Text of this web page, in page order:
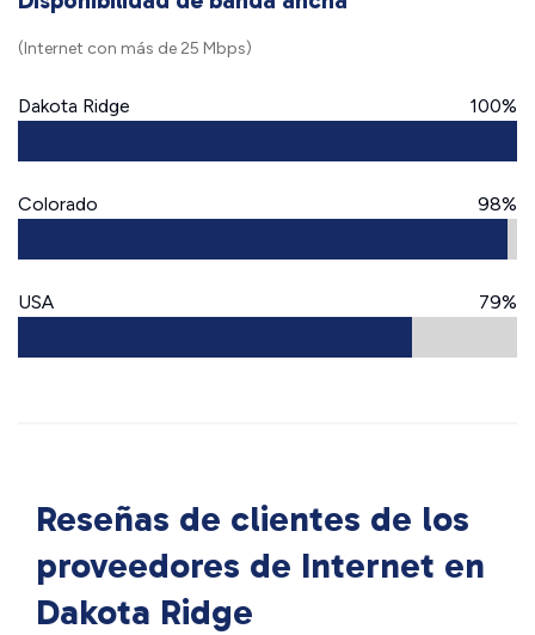
(Internet con más de 25 Mbps)
Dakota Ridge 100%
Colorado 98%
USA 79%
Reseñas de clientes de los
proveedores de Internet en
Dakota Ridge